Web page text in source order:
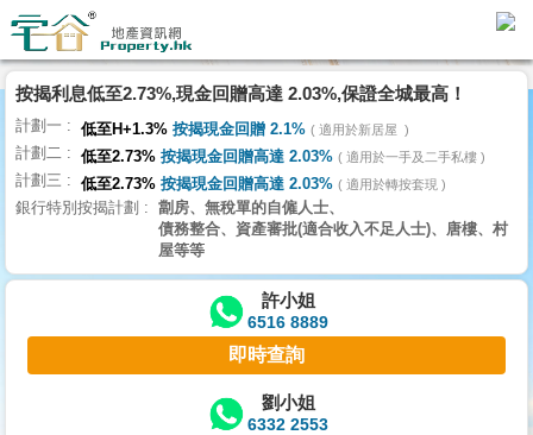
代
理
主
頁
搵
樓/
交
業
主
按揭利息低至2.73%,現金回贈高達 2.03%,保證全城最高！
計劃一 低至H+1.3% 按揭現金回贈 2.1% 適用於新居屋
計劃二 低至2.73% 按揭現金回贈高達 2.03% 適用於一手及二手私樓
計劃三 低至2.73% 按揭現金回贈高達 2.03% 適用於轉按套現
銀行特別按揭計劃
劏房、無稅單的自僱人士、
債務整合、資產審批(適合收入不足人士)、唐樓、村
屋等等
許小姐
6516 8889
即時查詢
劉小姐
6332 2553